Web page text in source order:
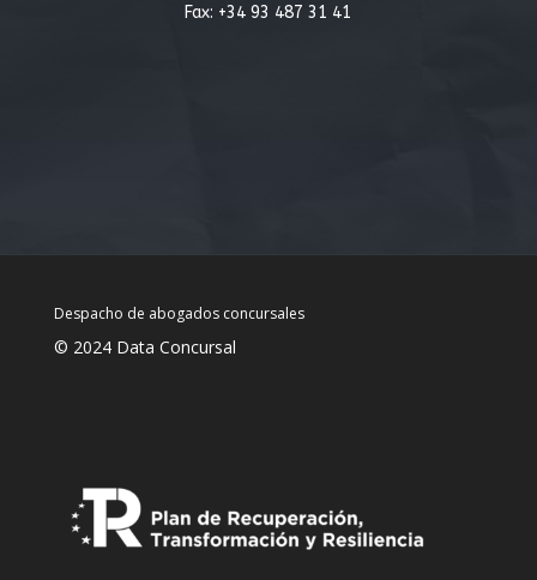
Fax: +34 93 487 31 41
Despacho de abogados concursales
© 2024 Data Concursal